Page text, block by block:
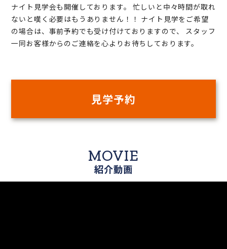
ナイト見学会も開催しております。 忙しいと中々時間が取れ
ないと嘆く必要はもうありません！！ ナイト見学をご希望
の場合は、事前予約でも受け付けておりますので、 スタッフ
一同お客様からのご連絡を心よりお待ちしております。
見学予約
MOVIE
紹介動画